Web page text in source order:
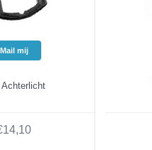
Mail mij
Achterlicht